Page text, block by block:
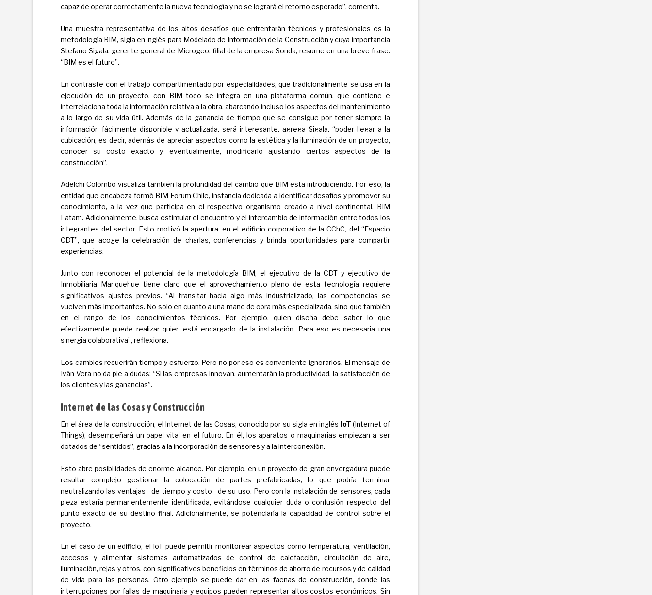
capaz de operar correctamente la nueva tecnología y no se logrará el retorno esperado”, comenta.
Una muestra representativa de los altos desafíos que enfrentarán técnicos y profesionales es la
metodología BIM, sigla en inglés para Modelado de Información de la Construcción y cuya importancia
Stefano Sigala, gerente general de Microgeo, filial de la empresa Sonda, resume en una breve frase:
“BIM es el futuro”.
En contraste con el trabajo compartimentado por especialidades, que tradicionalmente se usa en la
ejecución de un proyecto, con BIM todo se integra en una plataforma común, que contiene e
interrelaciona toda la información relativa a la obra, abarcando incluso los aspectos del mantenimiento
a lo largo de su vida útil. Además de la ganancia de tiempo que se consigue por tener siempre la
información fácilmente disponible y actualizada, será interesante, agrega Sigala, “poder llegar a la
cubicación, es decir, además de apreciar aspectos como la estética y la iluminación de un proyecto,
conocer su costo exacto y, eventualmente, modificarlo ajustando ciertos aspectos de la
construcción”.
Adelchi Colombo visualiza también la profundidad del cambio que BIM está introduciendo. Por eso, la
entidad que encabeza formó BIM Forum Chile, instancia dedicada a identificar desafíos y promover su
conocimiento, a la vez que participa en el respectivo organismo creado a nivel continental, BIM
Latam. Adicionalmente, busca estimular el encuentro y el intercambio de información entre todos los
integrantes del sector. Esto motivó la apertura, en el edificio corporativo de la CChC, del “Espacio
CDT”, que acoge la celebración de charlas, conferencias y brinda oportunidades para compartir
experiencias.
Junto con reconocer el potencial de la metodología BIM, el ejecutivo de la CDT y ejecutivo de
Inmobiliaria Manquehue tiene claro que el aprovechamiento pleno de esta tecnología requiere
significativos ajustes previos. “Al transitar hacia algo más industrializado, las competencias se
vuelven más importantes. No solo en cuanto a una mano de obra más especializada, sino que también
en el rango de los conocimientos técnicos. Por ejemplo, quien diseña debe saber lo que
efectivamente puede realizar quien está encargado de la instalación. Para eso es necesaria una
sinergia colaborativa”, reflexiona.
Los cambios requerirán tiempo y esfuerzo. Pero no por eso es conveniente ignorarlos. El mensaje de
Iván Vera no da pie a dudas: “Si las empresas innovan, aumentarán la productividad, la satisfacción de
los clientes y las ganancias”.
Internet de las Cosas y Construcción
En el área de la construcción, el Internet de las Cosas, conocido por su sigla en inglés IoT (Internet of
Things), desempeñará un papel vital en el futuro. En él, los aparatos o maquinarias empiezan a ser
dotados de “sentidos”, gracias a la incorporación de sensores y a la interconexión.
Esto abre posibilidades de enorme alcance. Por ejemplo, en un proyecto de gran envergadura puede
resultar complejo gestionar la colocación de partes prefabricadas, lo que podría terminar
neutralizando las ventajas –de tiempo y costo– de su uso. Pero con la instalación de sensores, cada
pieza estaría permanentemente identificada, evitándose cualquier duda o confusión respecto del
punto exacto de su destino final. Adicionalmente, se potenciaría la capacidad de control sobre el
proyecto.
En el caso de un edificio, el IoT puede permitir monitorear aspectos como temperatura, ventilación,
accesos y alimentar sistemas automatizados de control de calefacción, circulación de aire,
iluminación, rejas y otros, con significativos beneficios en términos de ahorro de recursos y de calidad
de vida para las personas. Otro ejemplo se puede dar en las faenas de construcción, donde las
interrupciones por fallas de maquinaria y equipos pueden representar altos costos económicos. Sin